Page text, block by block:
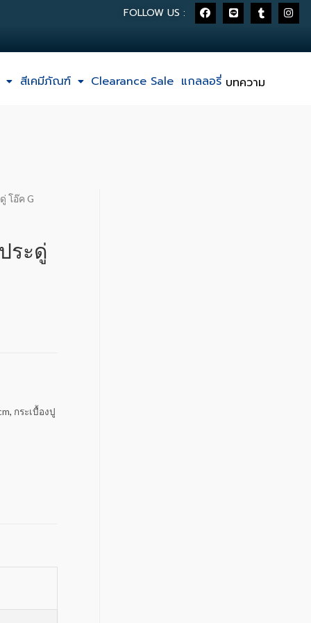
FOLLOW US :
สีเคมีภัณฑ์ Clearance Sale แกลลอรี่ บทความ
โอ๊ค G
ระดู่
, กระเบื้องปู